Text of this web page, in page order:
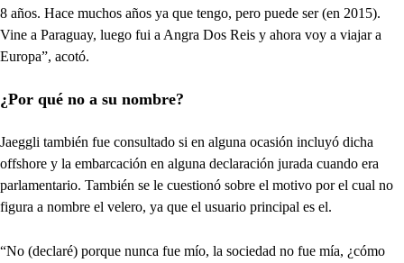
8 años. Hace muchos años ya que tengo, pero puede ser (en 2015).
Vine a Paraguay, luego fui a Angra Dos Reis y ahora voy a viajar a
Europa”, acotó.
¿Por qué no a su nombre?
Jaeggli también fue consultado si en alguna ocasión incluyó dicha
offshore y la embarcación en alguna declaración jurada cuando era
parlamentario. También se le cuestionó sobre el motivo por el cual no
figura a nombre el velero, ya que el usuario principal es el.
“No (declaré) porque nunca fue mío, la sociedad no fue mía, ¿cómo